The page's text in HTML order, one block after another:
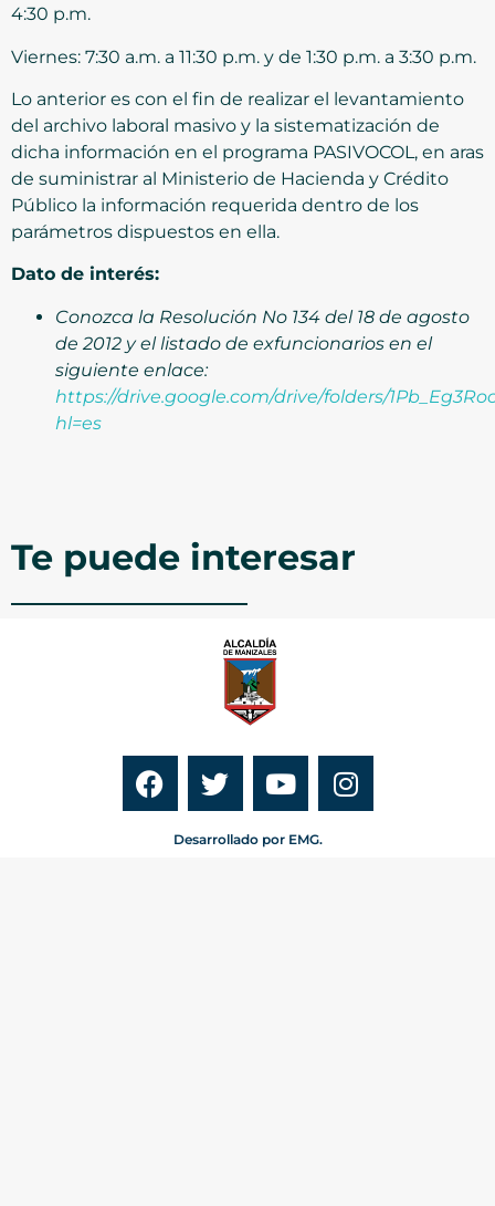
4:30 p.m.
Viernes: 7:30 a.m. a 11:30 p.m. y de 1:30 p.m. a 3:30 p.m.
Lo anterior es con el fin de realizar el levantamiento
del archivo laboral masivo y la sistematización de
dicha información en el programa PASIVOCOL, en aras
de suministrar al Ministerio de Hacienda y Crédito
Público la información requerida dentro de los
parámetros dispuestos en ella.
Dato de interés:
Conozca la Resolución No 134 del 18 de agosto
de 2012 y el listado de exfuncionarios en el
siguiente enlace:
https://drive.google.com/drive/folders/
hl=es
Te puede interesar
Desarrollado por EMG.